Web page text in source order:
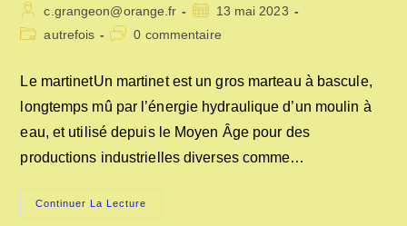
Auteur/autrice
de
c.grangeon@orange.fr
Publication
publiée :
13 mai 2023
Postautrefois
Commentaires
publication :
0 commentaire
Le martinetUn martinet est un gros marteau à bascule,
longtemps mû par l’énergie hydraulique d’un moulin à
eau, et utilisé depuis le Moyen Âge pour des
productions industrielles diverses comme…
Continuer La Lecture
MARTINET